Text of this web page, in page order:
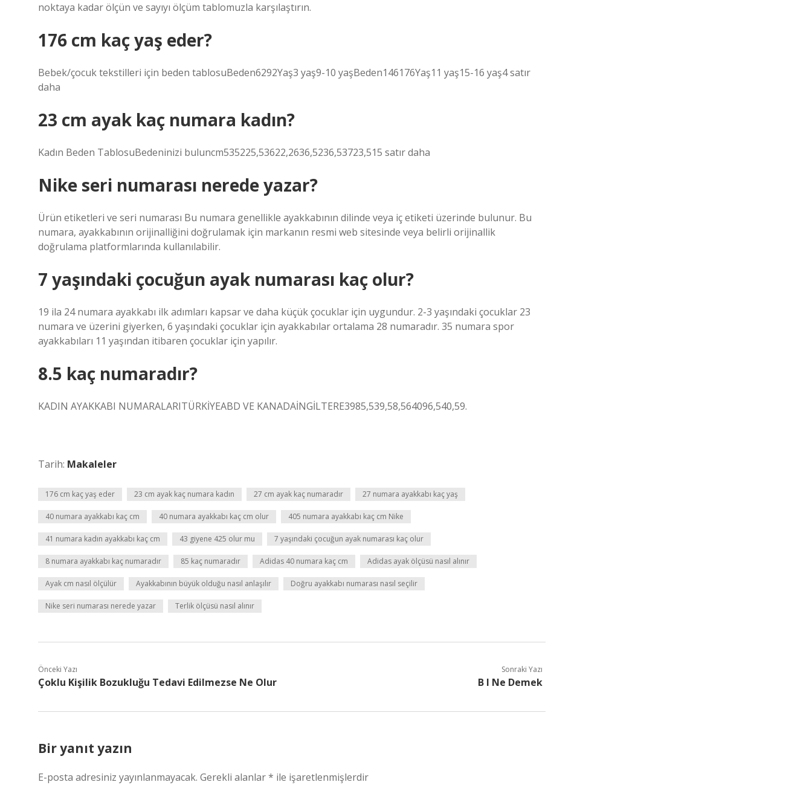
noktaya kadar ölçün ve sayıyı ölçüm tablomuzla karşılaştırın.
176 cm kaç yaş eder?
Bebek/çocuk tekstilleri için beden tablosuBeden6292Yaş3 yaş9-10 yaşBeden146176Yaş11 yaş15-16 yaş4 satır
daha
23 cm ayak kaç numara kadın?
Kadın Beden TablosuBedeninizi buluncm535225,53622,2636,5236,53723,515 satır daha
Nike seri numarası nerede yazar?
Ürün etiketleri ve seri numarası Bu numara genellikle ayakkabının dilinde veya iç etiketi üzerinde bulunur. Bu
numara, ayakkabının orijinalliğini doğrulamak için markanın resmi web sitesinde veya belirli orijinallik
doğrulama platformlarında kullanılabilir.
7 yaşındaki çocuğun ayak numarası kaç olur?
19 ila 24 numara ayakkabı ilk adımları kapsar ve daha küçük çocuklar için uygundur. 2-3 yaşındaki çocuklar 23
numara ve üzerini giyerken, 6 yaşındaki çocuklar için ayakkabılar ortalama 28 numaradır. 35 numara spor
ayakkabıları 11 yaşından itibaren çocuklar için yapılır.
8.5 kaç numaradır?
KADIN AYAKKABI NUMARALARITÜRKİYEABD VE KANADAİNGİLTERE3985,539,58,564096,540,59.
Tarih: Makaleler
176 cm kaç yaş eder 23 cm ayak kaç numara kadın 27 cm ayak kaç numaradır 27 numara ayakkabı kaç yaş
40 numara ayakkabı kaç cm 40 numara ayakkabı kaç cm olur 405 numara ayakkabı kaç cm Nike
41 numara kadın ayakkabı kaç cm 43 giyene 425 olur mu 7 yaşındaki çocuğun ayak numarası kaç olur
8 numara ayakkabı kaç numaradır 85 kaç numaradır Adidas 40 numara kaç cm Adidas ayak ölçüsü nasıl alınır
Ayak cm nasıl ölçülür Ayakkabının büyük olduğu nasıl anlaşılır Doğru ayakkabı numarası nasıl seçilir
Nike seri numarası nerede yazar Terlik ölçüsü nasıl alınır
Önceki Yazı
Çoklu Kişilik Bozukluğu Tedavi Edilmezse Ne Olur
Sonraki Yazı
B I Ne Demek
Bir yanıt yazın
E-posta adresiniz yayınlanmayacak. Gerekli alanlar* ile işaretlenmişlerdir